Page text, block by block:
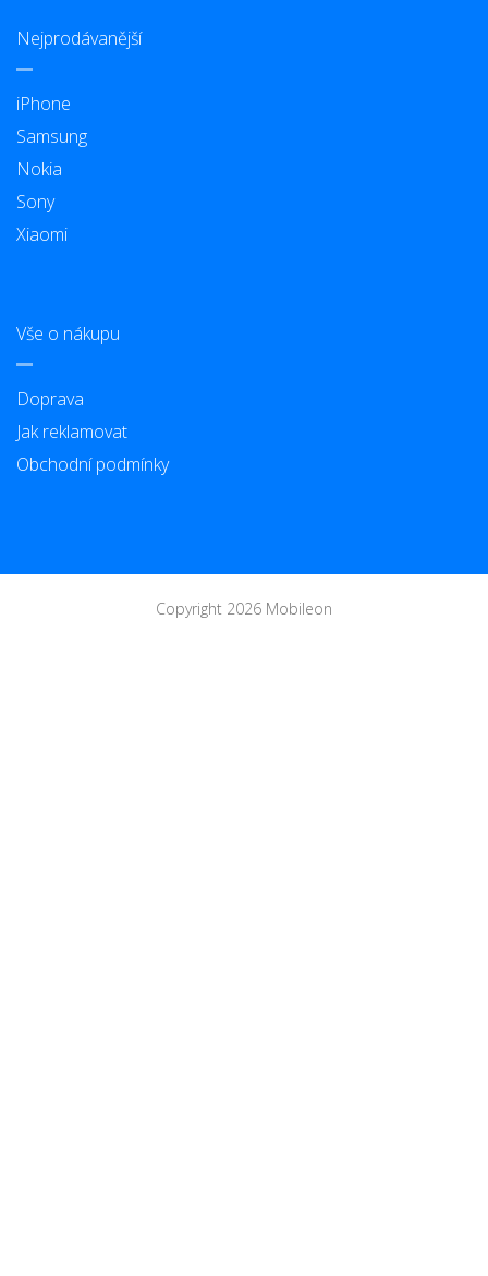
Nejprodávanější
iPhone
Samsung
Nokia
Sony
Xiaomi
Vše o nákupu
Doprava
Jak reklamovat
Obchodní podmínky
Copyright 2026 Mobileon